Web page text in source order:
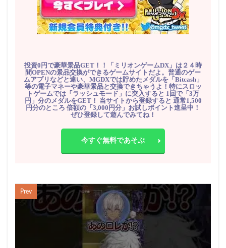
投資0円で豪華景品GET！！「ミリオンゲームDX」は２４時
間OPENの景品交換ができるゲームサイトだよ。普通のゲー
ムアプリなどと違い、MGDXでは貯めたメダルを「Bitcash」
等の電子マネーや豪華景品と交換できちゃうよ！特にスロッ
トゲームでは「ラッシュモード」に突入すると 1回で「3万
円」分のメダルをGET！ 当サイトから登録すると 通常1,500
円分のところ 倍額の「3,000円分」お試しポイント進呈中！
ぜひ登録して遊んでみてね！
今すぐ無料であそぶ
Prev